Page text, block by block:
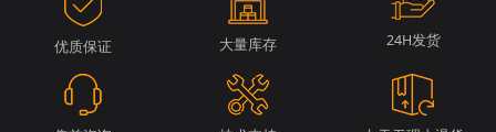
优质保证 大量库存 24H发货